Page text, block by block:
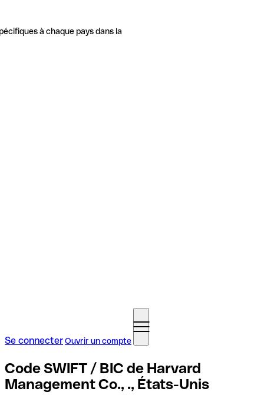
à chaque pays dans la
Se connecterOuvrir un compte
Code SWIFT / BIC de Harvard
Management Co., ., États-Unis